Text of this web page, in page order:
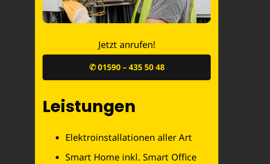
Jetzt anrufen!
✆ 01590 – 435 50 48
Leistungen
Elektroinstallationen aller Art
Smart Home inkl. Smart Office